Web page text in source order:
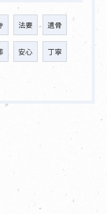
法要 遺骨
安心 丁寧